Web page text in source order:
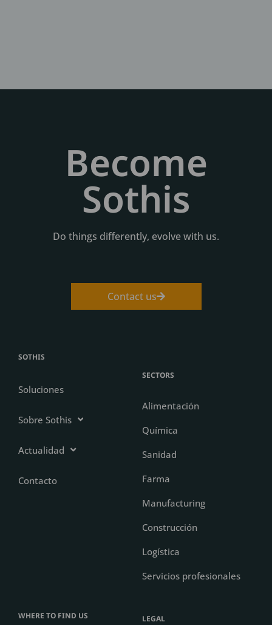
Become
Sothis
Do things differently, evolve with us.
Contact us
SOTHIS
Soluciones
Sobre Sothis
Actualidad
Contacto
SECTORS
Alimentación
Química
Sanidad
Farma
Manufacturing
Construcción
Logística
Servicios profesionales
WHERE TO FIND US LEGAL